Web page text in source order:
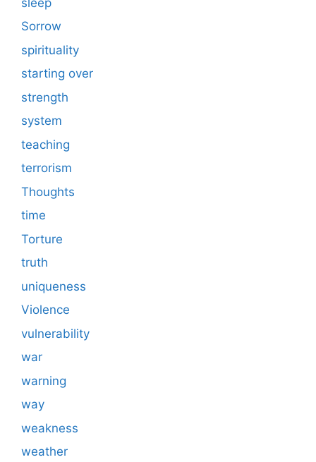
Sorrow
spirituality
starting over
strength
system
teaching
terrorism
Thoughts
time
Torture
truth
uniqueness
Violence
vulnerability
war
warning
way
weakness
weather